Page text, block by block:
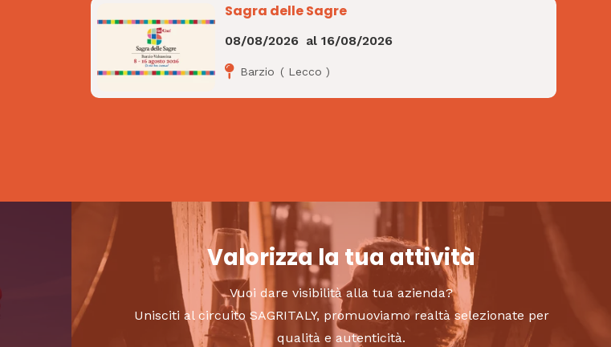
Sagra delle Sagre
08/08/2026 al16/08/2026
Barzio ( Lecco )
Valorizza la tua attività
Vuoi dare visibilità alla tua azienda?
Unisciti al circuito SAGRITALY, promuoviamo realtà selezionate per
qualità e autenticità.